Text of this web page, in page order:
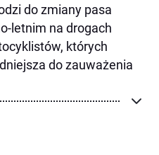
do zmiany pasa
letnim na drogach
których
do zauważenia